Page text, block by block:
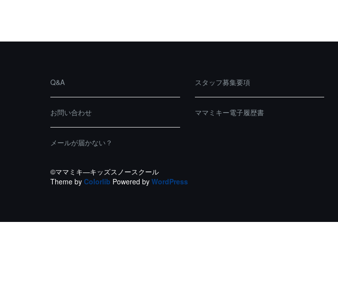
Q&A
お問い合わせ
メールが届かない？
スタッフ募集要項
ママミキー電子履歴書
©ママミキ―キッズスノースクール
Theme by Colorlib Powered by WordPress